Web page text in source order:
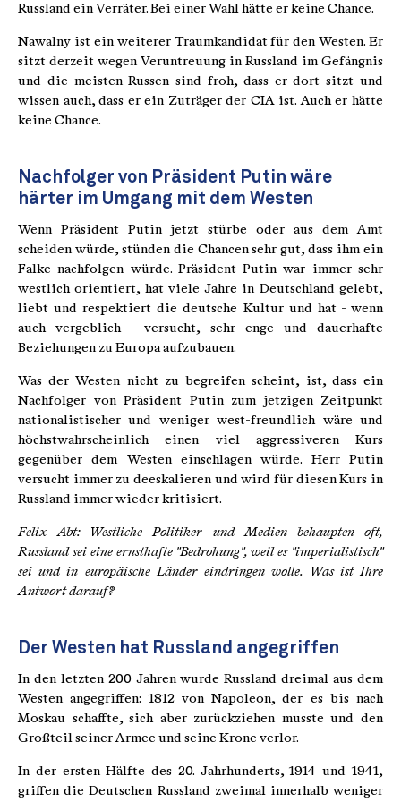
Russland ein Verräter. Bei einer Wahl hätte er keine Chance.
Nawalny ist ein weiterer Traumkandidat für den Westen. Er
sitzt derzeit wegen Veruntreuung in Russland im Gefängnis
und die meisten Russen sind froh, dass er dort sitzt und
wissen auch, dass er ein Zuträger der CIA ist. Auch er hätte
keine Chance.
Nachfolger von Präsident Putin wäre
härter im Umgang mit dem Westen
Wenn Präsident Putin jetzt stürbe oder aus dem Amt
scheiden würde, stünden die Chancen sehr gut, dass ihm ein
Falke nachfolgen würde. Präsident Putin war immer sehr
westlich orientiert, hat viele Jahre in Deutschland gelebt,
liebt und respektiert die deutsche Kultur und hat - wenn
auch vergeblich - versucht, sehr enge und dauerhafte
Beziehungen zu Europa aufzubauen.
Was der Westen nicht zu begreifen scheint, ist, dass ein
Nachfolger von Präsident Putin zum jetzigen Zeitpunkt
nationalistischer und weniger west-freundlich wäre und
höchstwahrscheinlich einen viel aggressiveren Kurs
gegenüber dem Westen einschlagen würde. Herr Putin
versucht immer zu deeskalieren und wird für diesen Kurs in
Russland immer wieder kritisiert.
Felix Abt: Westliche Politiker und Medien behaupten oft,
Russland sei eine ernsthafte "Bedrohung", weil es "imperialistisch"
sei und in europäische Länder eindringen wolle. Was ist Ihre
Antwort darauf?
Der Westen hat Russland angegriffen
In den letzten 200 Jahren wurde Russland dreimal aus dem
Westen angegriffen: 1812 von Napoleon, der es bis nach
Moskau schaffte, sich aber zurückziehen musste und den
Großteil seiner Armee und seine Krone verlor.
In der ersten Hälfte des 20. Jahrhunderts, 1914 und 1941,
griffen die Deutschen Russland zweimal innerhalb weniger